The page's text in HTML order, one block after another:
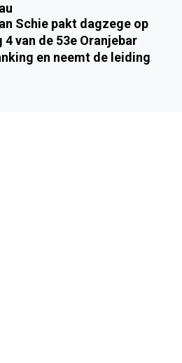
Schie pakt dagzege op
4 van de 53e Oranjebar
en neemt de leiding